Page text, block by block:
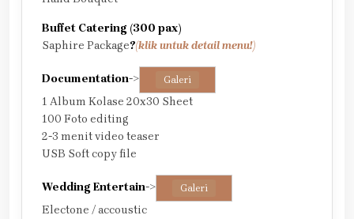
Buffet Catering (300 pax)
Saphire Package?(klik untuk detail menu!)
Documentation-> Galeri
1 Album Kolase 20x30 Sheet
100 Foto editing
2-3 menit video teaser
USB Soft copy file
Wedding Entertain-> Galeri
Electone / accoustic